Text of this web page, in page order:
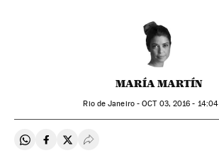
MARÍA MARTÍN
Rio de Janeiro -OCT03, 2016 - 14:04
Compartir en Whatsapp
Compartir en Facebook
Compartir en Twitter
Desplegar Redes Sociales